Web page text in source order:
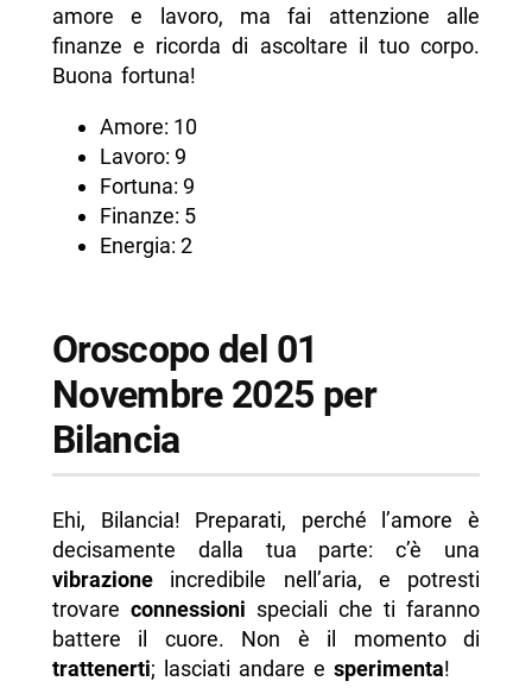
amore e lavoro, ma fai attenzione alle
finanze e ricorda di ascoltare il tuo corpo.
Buona fortuna!
Amore: 10
Lavoro: 9
Fortuna: 9
Finanze: 5
Energia: 2
Oroscopo del 01
Novembre 2025 per
Bilancia
Ehi, Bilancia! Preparati, perché l’amore è
decisamente dalla tua parte: c’è una
vibrazioneincredibile nell’aria, e potresti
trovare connessioni speciali che ti faranno
battere il cuore. Non è il momento di
trattenerti; lasciati andare e sperimenta!